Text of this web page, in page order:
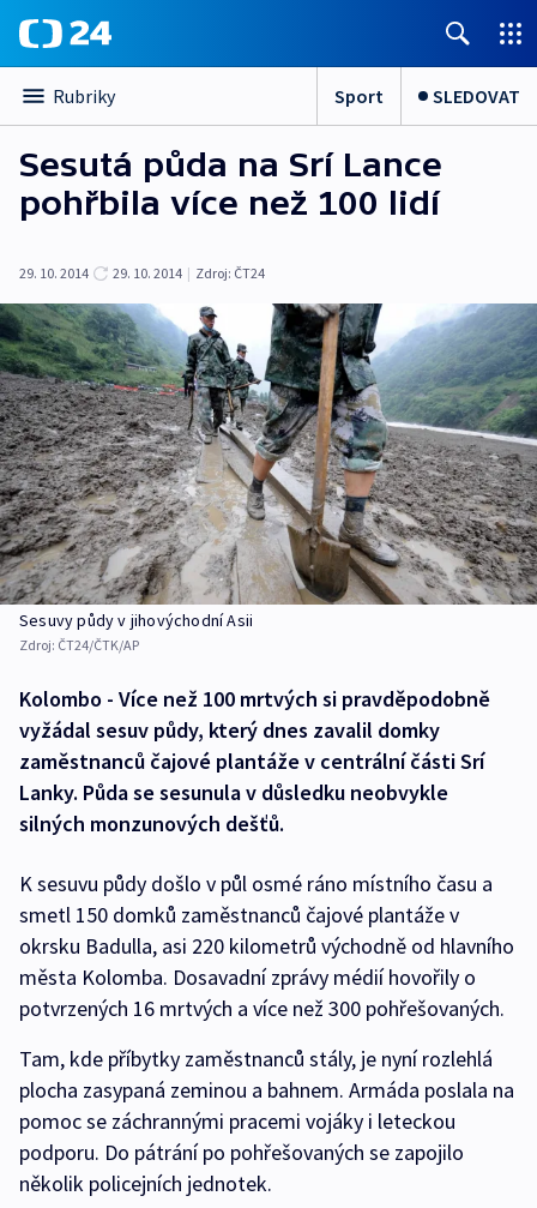
Rubriky Sport SLEDOVAT
Sesutá půda na Srí Lance
pohřbila více než 100 lidí
29. 10. 2014 29. 10. 2014 | Zdroj: ČT24
Sesuvy půdy v jihovýchodní Asii
Zdroj: ČT24/ČTK/AP
Kolombo - Více než 100 mrtvých si pravděpodobně
vyžádal sesuv půdy, který dnes zavalil domky
zaměstnanců čajové plantáže v centrální části Srí
Lanky. Půda se sesunula v důsledku neobvykle
silných monzunových dešťů.
K sesuvu půdy došlo v půl osmé ráno místního času a
smetl 150 domků zaměstnanců čajové plantáže v
okrsku Badulla, asi 220 kilometrů východně od hlavního
města Kolomba. Dosavadní zprávy médií hovořily o
potvrzených 16 mrtvých a více než 300 pohřešovaných.
Tam, kde příbytky zaměstnanců stály, je nyní rozlehlá
plocha zasypaná zeminou a bahnem. Armáda poslala na
pomoc se záchrannými pracemi vojáky i leteckou
podporu. Do pátrání po pohřešovaných se zapojilo
několik policejních jednotek.